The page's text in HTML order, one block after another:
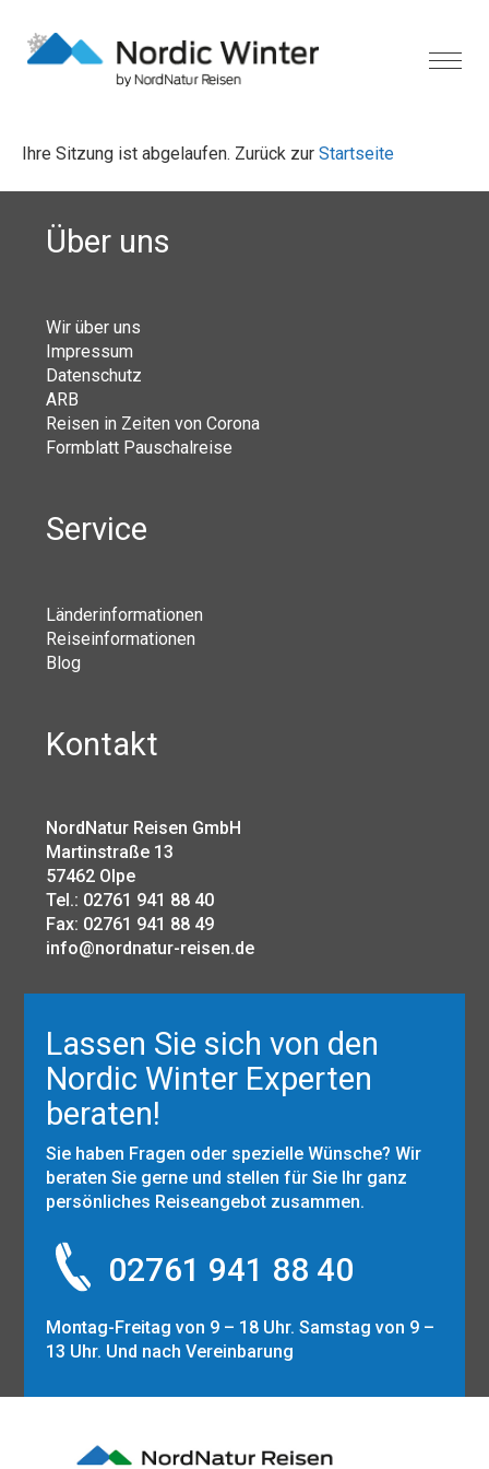
Ihre Sitzung ist abgelaufen. Zurück zur Startseite
Über uns
Wir über uns
Impressum
Datenschutz
ARB
Reisen in Zeiten von Corona
Formblatt Pauschalreise
Service
Länderinformationen
Reiseinformationen
Blog
Kontakt
NordNatur Reisen GmbH
Martinstraße 13
57462 Olpe
Tel.: 02761 941 88 40
Fax: 02761 941 88 49
info@nordnatur-reisen.de
Lassen Sie sich von den
Nordic Winter Experten
beraten!
Sie haben Fragen oder spezielle Wünsche? Wir
beraten Sie gerne und stellen für Sie Ihr ganz
persönliches Reiseangebot zusammen.
02761 941 88 40
Montag-Freitag von 9 – 18 Uhr. Samstag von 9 –
13 Uhr. Und nach Vereinbarung